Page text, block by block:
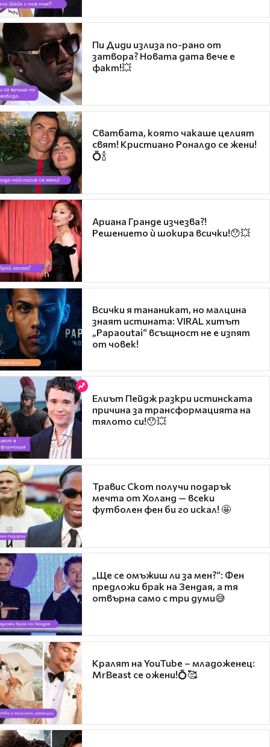
Пи Диди излиза по-рано от
затвора? Новата дата вече е
факт!💥
Сватбата, която чакаше целият
свят! Кристиано Роналдо се жени!
💍🍾
Ариана Гранде изчезва?!
Решението ѝ шокира всички!😯💥
Всички я тананикат, но малцина
знаят истината: VIRAL хитът
„Papaoutai“ всъщност не е изпят
от човек!
Елиът Пейдж разкри истинската
причина за трансформацията на
тялото си!😯💥
Травис Скот получи подарък
мечта от Холанд — всеки
футболен фен би го искал! 🤩
„Ще се омъжиш ли за мен?“: Фен
предложи брак на Зендая, а тя
отвърна само с три думи😅
Кралят на YouTube – младоженец:
MrBeast се ожени!💍🥰